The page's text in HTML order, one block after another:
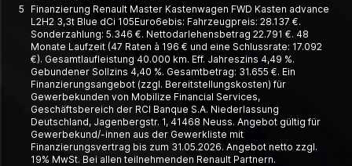
5
Finanzierung Renault Master Kastenwagen FWD Kasten advance
L2H2 3,3t Blue dCi 105Euro6ebis: Fahrzeugpreis: 28.137 €.
Sonderzahlung: 5.346 €. Nettodarlehensbetrag 22.791 €. 48
Monate Laufzeit (47 Raten à 196 € und eine Schlussrate: 17.092
€). Gesamtlaufleistung 40.000 km. Eff. Jahreszins 4,49 %.
Gebundener Sollzins 4,40 %. Gesamtbetrag: 31.655 €. Ein
Finanzierungsangebot (zzgl. Bereitstellungskosten) für
Gewerbekunden von Mobilize Financial Services,
Geschäftsbereich der RCI Banque S.A. Niederlassung
Deutschland, Jagenbergstr. 1, 41468 Neuss. Angebot gültig für
Gewerbekund/-innen aus der Gewerkliste mit
Finanzierungsvertrag bis zum 31.05.2026. Angebot netto zzgl.
19% MwSt. Bei allen teilnehmenden Renault Partnern.